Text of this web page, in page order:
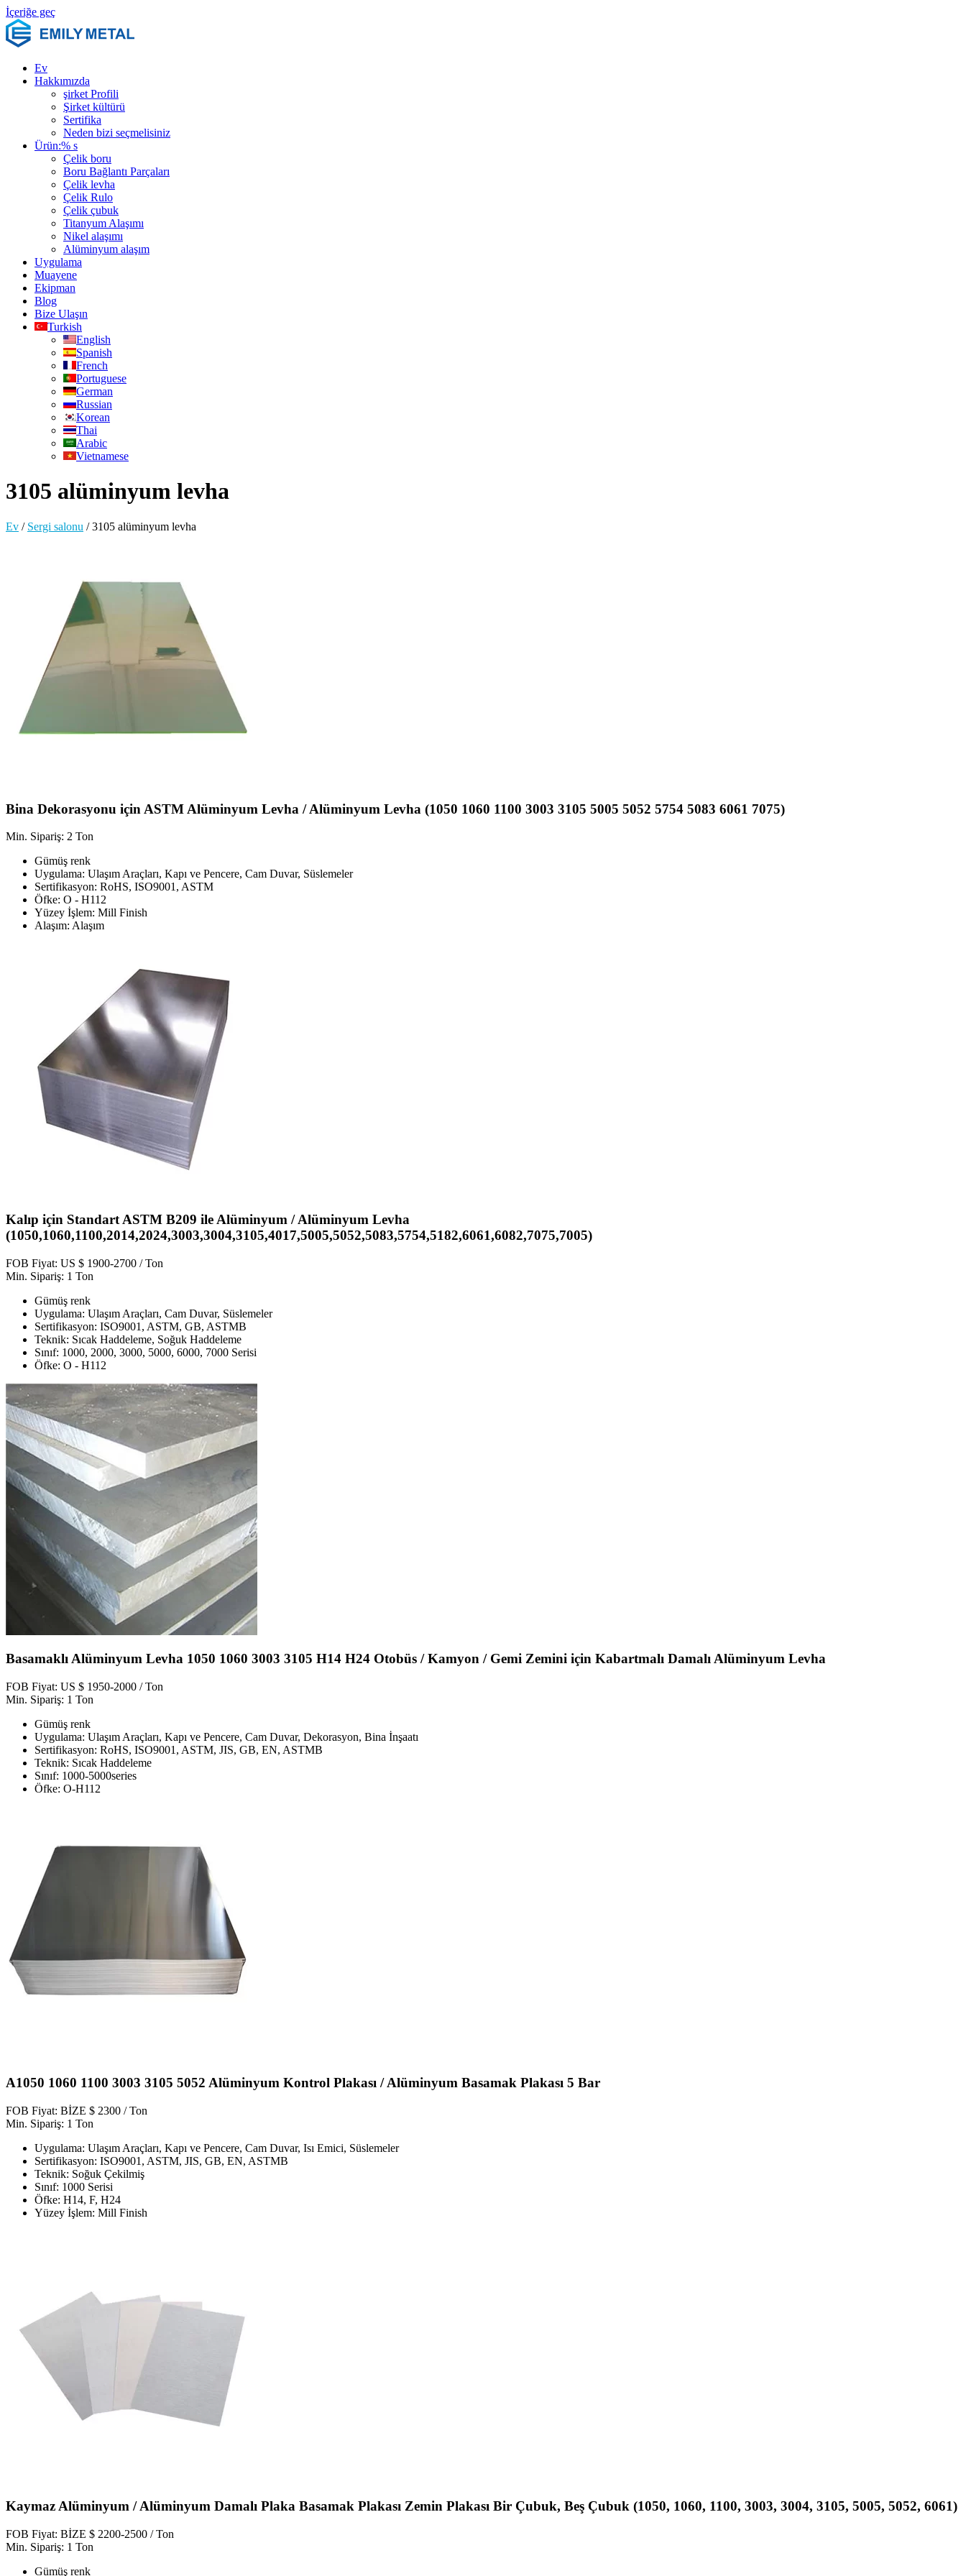
İçeriğe geç
Ev
Hakkımızda
şirket Profili
Şirket kültürü
Sertifika
Neden bizi seçmelisiniz
Ürün:% s
Çelik boru
Boru Bağlantı Parçaları
Çelik levha
Çelik Rulo
Çelik çubuk
Titanyum Alaşımı
Nikel alaşımı
Alüminyum alaşım
Uygulama
Muayene
Ekipman
Blog
Bize Ulaşın
Turkish
English
Spanish
French
Portuguese
German
Russian
Korean
Thai
Arabic
Vietnamese
3105 alüminyum levha
Ev / Sergi salonu /3105 alüminyum levha
Bina Dekorasyonu için ASTM Alüminyum Levha / Alüminyum Levha (1050 1060 1100 3003 3105 5005 5052 5754 5083 6061 7075)
Min. Sipariş: 2 Ton
Gümüş renk
Uygulama: Ulaşım Araçları, Kapı ve Pencere, Cam Duvar, Süslemeler
Sertifikasyon: RoHS, ISO9001, ASTM
Öfke: O - H112
Yüzey İşlem: Mill Finish
Alaşım: Alaşım
Kalıp için Standart ASTM B209 ile Alüminyum / Alüminyum Levha
(1050,1060,1100,2014,2024,3003,3004,3105,4017,5005,5052,5083,5754,5182,6061,6082,7075,7005)
FOB Fiyat: US $ 1900-2700 / Ton
Min. Sipariş: 1 Ton
Gümüş renk
Uygulama: Ulaşım Araçları, Cam Duvar, Süslemeler
Sertifikasyon: ISO9001, ASTM, GB, ASTMB
Teknik: Sıcak Haddeleme, Soğuk Haddeleme
Sınıf: 1000, 2000, 3000, 5000, 6000, 7000 Serisi
Öfke: O - H112
Basamaklı Alüminyum Levha 1050 1060 3003 3105 H14 H24 Otobüs / Kamyon / Gemi Zemini için Kabartmalı Damalı Alüminyum Levha
FOB Fiyat: US $ 1950-2000 / Ton
Min. Sipariş: 1 Ton
Gümüş renk
Uygulama: Ulaşım Araçları, Kapı ve Pencere, Cam Duvar, Dekorasyon, Bina İnşaatı
Sertifikasyon: RoHS, ISO9001, ASTM, JIS, GB, EN, ASTMB
Teknik: Sıcak Haddeleme
Sınıf: 1000-5000series
Öfke: O-H112
A1050 1060 1100 3003 3105 5052 Alüminyum Kontrol Plakası / Alüminyum Basamak Plakası 5 Bar
FOB Fiyat: BİZE $ 2300 / Ton
Min. Sipariş: 1 Ton
Uygulama: Ulaşım Araçları, Kapı ve Pencere, Cam Duvar, Isı Emici, Süslemeler
Sertifikasyon: ISO9001, ASTM, JIS, GB, EN, ASTMB
Teknik: Soğuk Çekilmiş
Sınıf: 1000 Serisi
Öfke: H14, F, H24
Yüzey İşlem: Mill Finish
Kaymaz Alüminyum / Alüminyum Damalı Plaka Basamak Plakası Zemin Plakası Bir Çubuk, Beş Çubuk (1050, 1060, 1100, 3003, 3004, 3105, 5005, 5052, 6061)
FOB Fiyat: BİZE $ 2200-2500 / Ton
Min. Sipariş: 1 Ton
Gümüş renk